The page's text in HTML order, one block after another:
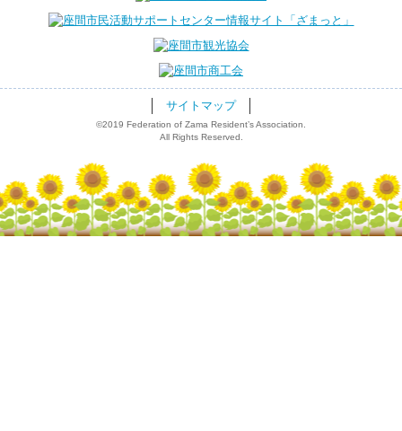
サイトマップ
©2019 Federation of Zama Resident’s Association.
All Rights Reserved.